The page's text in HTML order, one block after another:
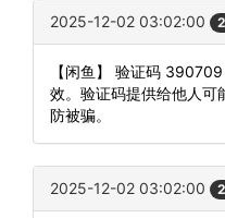
2025-12-02 03:02:00
【闲鱼】 验证码
效。验证码提供给他人可
防被骗。
2025-12-02 03:02:00